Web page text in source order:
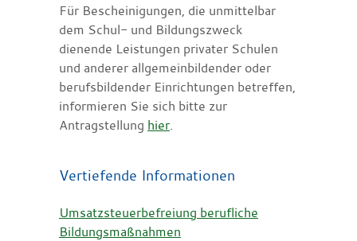
Für Bescheinigungen, die unmittelbar
dem Schul- und Bildungszweck
dienende Leistungen privater Schulen
und anderer allgemeinbildender oder
berufsbildender Einrichtungen betreffen,
informieren Sie sich bitte zur
Antragstellung hier.
Vertiefende Informationen
Umsatzsteuerbefreiung berufliche
Bildungsmaßnahmen